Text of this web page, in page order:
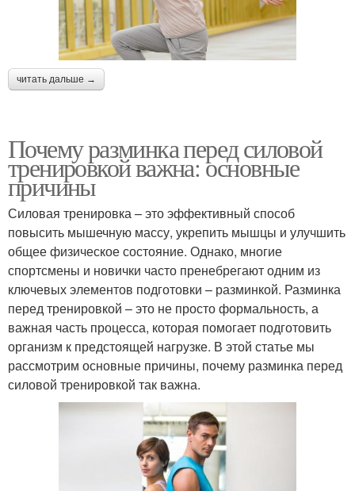
читать дальше →
Почему разминка перед силовой
тренировкой важна: основные
причины
Силовая тренировка – это эффективный способ
повысить мышечную массу, укрепить мышцы и улучшить
общее физическое состояние. Однако, многие
спортсмены и новички часто пренебрегают одним из
ключевых элементов подготовки – разминкой. Разминка
перед тренировкой – это не просто формальность, а
важная часть процесса, которая помогает подготовить
организм к предстоящей нагрузке. В этой статье мы
рассмотрим основные причины, почему разминка перед
силовой тренировкой так важна.